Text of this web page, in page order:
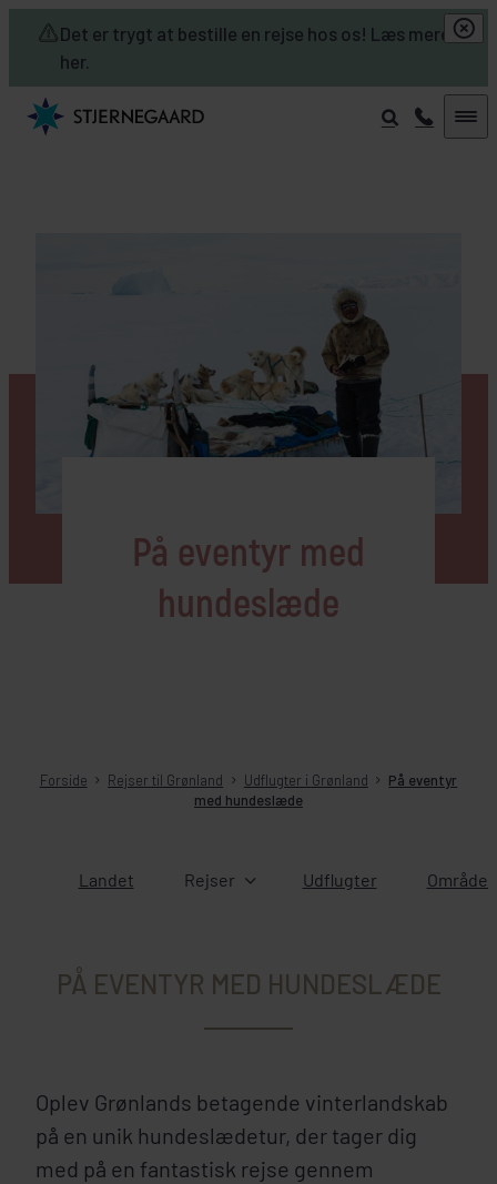
Det er trygt at bestille en rejse hos os! Læs mere
her.
Skip to main content
På eventyr med
hundeslæde
Forside Rejser til Grønland Udflugter i Grønland
På eventyr
med hundeslæde
Landet Rejser Udflugter
PÅ EVENTYR MED HUNDESLÆDE
Oplev Grønlands betagende vinterlandskab
på en unik hundeslædetur, der tager dig
med på en fantastisk rejse gennem